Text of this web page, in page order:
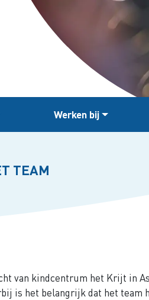
Werken bij
TEAM
van kindcentrum het Krijt in
is het belangrijk dat het team